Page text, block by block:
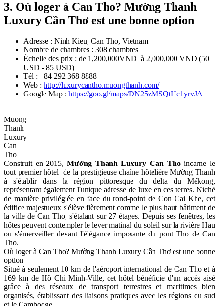
3. Où loger à Can Tho? Mường Thanh
Luxury Cần Thơ est une bonne option
Adresse : Ninh Kieu, Can Tho, Vietnam
Nombre de chambres : 308 chambres
Échelle des prix : de 1,200,000VND à 2,000,000 VND (50
USD - 85 USD)
Tél : +84 292 368 8888
Web : http://luxurycantho.muongthanh.com/
Google Map : https://goo.gl/maps/DN25zMSQtHe1yrvJA
Muong
Thanh
Luxury
Can
Tho
Construit en 2015, Mường Thanh Luxury Can Thoincarne le
tout premier hôtel de la prestigieuse chaîne hôtelière Mường Thanh
à s'établir dans la région pittoresque du delta du Mékong,
représentant également l'unique adresse de luxe en ces terres. Niché
de manière privilégiée en face du rond-point de Con Cai Khe, cet
édifice majestueux s'élève fièrement comme le plus haut bâtiment de
la ville de Can Tho, s'étalant sur 27 étages. Depuis ses fenêtres, les
hôtes peuvent contempler le lever matinal du soleil sur la rivière Hau
ou s'émerveiller devant l'élégance imposante du pont Tho de Can
Tho.
Où loger à Can Tho? Mường Thanh Luxury Cần Thơ est une bonne
option
Situé à seulement 10 km de l'aéroport international de Can Tho et à
169 km de Hô Chi Minh-Ville, cet hôtel bénéficie d'un accès aisé
grâce à des réseaux de transport terrestres et maritimes bien
organisés, établissant des liaisons pratiques avec les régions du sud